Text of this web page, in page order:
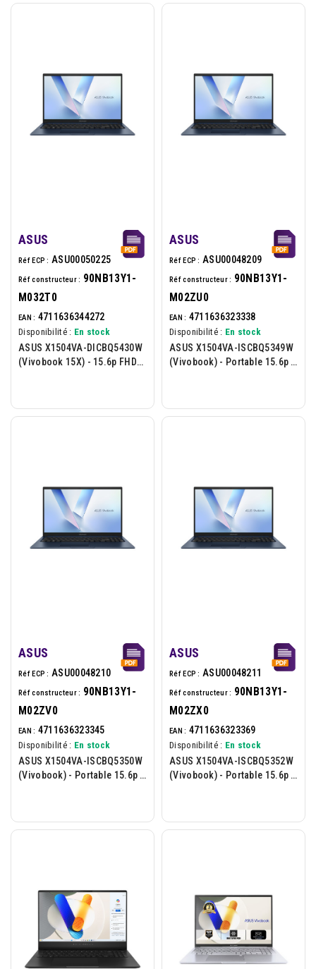
ASUS
Réf ECP : ASU00050225
Réf constructeur : 90NB13Y1-
M032T0
EAN : 4711636344272
Disponibilité : En stock
ASUS X1504VA-DICBQ5430W
(Vivobook 15X) - 15.6p FHD
ASUS
Réf ECP : ASU00048209
Réf constructeur : 90NB13Y1-
M02ZU0
EAN : 4711636323338
Disponibilité : En stock
ASUS X1504VA-ISCBQ5349W
(Vivobook) - Portable 15.6p -
ASUS
Réf ECP : ASU00048210
Réf constructeur : 90NB13Y1-
M02ZV0
EAN : 4711636323345
Disponibilité : En stock
ASUS X1504VA-ISCBQ5350W
(Vivobook) - Portable 15.6p -
ASUS
Réf ECP : ASU00048211
Réf constructeur : 90NB13Y1-
M02ZX0
EAN : 4711636323369
Disponibilité : En stock
ASUS X1504VA-ISCBQ5352W
(Vivobook) - Portable 15.6p -